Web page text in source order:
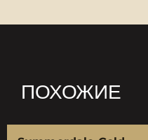
ПОХОЖИЕ